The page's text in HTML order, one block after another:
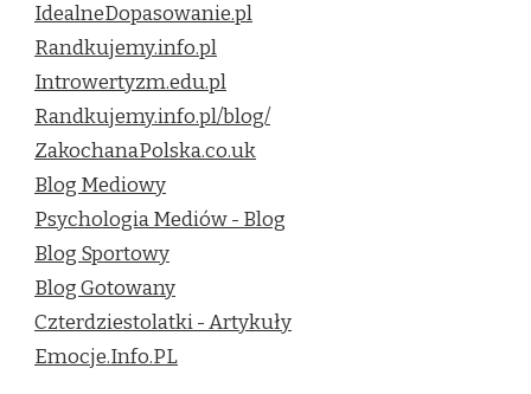
IdealneDopasowanie.pl
Randkujemy.info.pl
Introwertyzm.edu.pl
Randkujemy.info.pl/blog/
ZakochanaPolska.co.uk
Blog Mediowy
Psychologia Mediów - Blog
Blog Sportowy
Blog Gotowany
Czterdziestolatki - Artykuły
Emocje.Info.PL